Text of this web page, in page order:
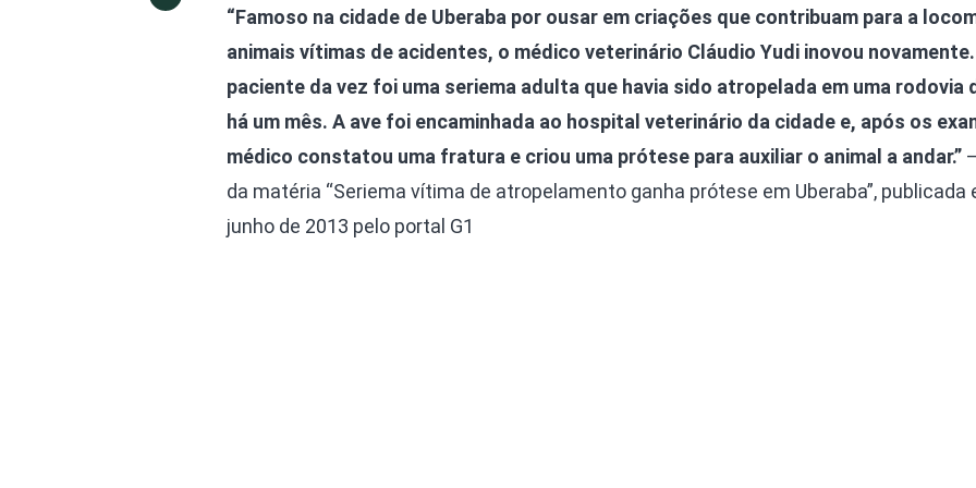
Photo Animal
Políticas
Saúde, Bicho
Segunda
Túnel do
“Famoso na cidade de Uberaba por ousar em criações que contribuam para a
animais vítimas de acidentes, o médico veterinário Cláudio Yudi inovou
paciente da vez foi uma seriema adulta que havia sido atropelada em uma rodovia
há um mês. A ave foi encaminhada ao hospital veterinário da cidade e, após os
médico constatou uma fratura e criou uma prótese para auxiliar o animal a andar.”
da matéria “Seriema vítima de atropelamento ganha prótese em Uberaba”, publicada
junho de 2013 pelo portal G1